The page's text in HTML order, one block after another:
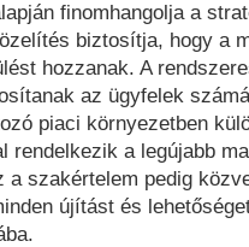
finomhangolja a
biztosítja, hogy a
hozzanak. A
az ügyfelek
piaci környezetben
rendelkezik a legújabb
a szakértelem pedig
újítást és